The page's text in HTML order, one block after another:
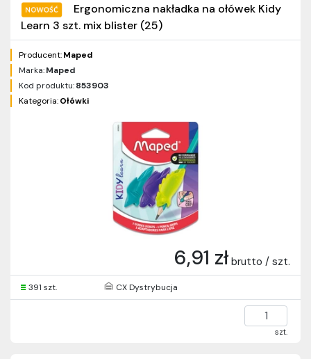
Ergonomiczna nakładka na ołówek Kidy
Learn 3 szt. mix blister (25)
Producent:Maped
Marka:Maped
Kod produktu:853903
Kategoria:Ołówki
6,91 zł brutto / szt.
391 szt. CX Dystrybucja
szt.